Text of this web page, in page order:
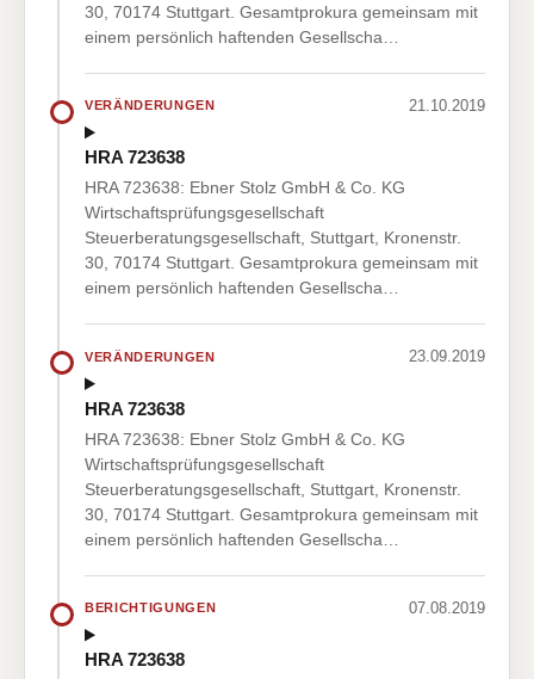
30, 70174 Stuttgart. Gesamtprokura gemeinsam mit
einem persönlich haftenden Gesellscha…
VERÄNDERUNGEN 21.10.2019
HRA 723638
HRA 723638: Ebner Stolz GmbH & Co. KG
Wirtschaftsprüfungsgesellschaft
Steuerberatungsgesellschaft, Stuttgart, Kronenstr.
30, 70174 Stuttgart. Gesamtprokura gemeinsam mit
einem persönlich haftenden Gesellscha…
VERÄNDERUNGEN 23.09.2019
HRA 723638
HRA 723638: Ebner Stolz GmbH & Co. KG
Wirtschaftsprüfungsgesellschaft
Steuerberatungsgesellschaft, Stuttgart, Kronenstr.
30, 70174 Stuttgart. Gesamtprokura gemeinsam mit
einem persönlich haftenden Gesellscha…
BERICHTIGUNGEN 07.08.2019
HRA 723638